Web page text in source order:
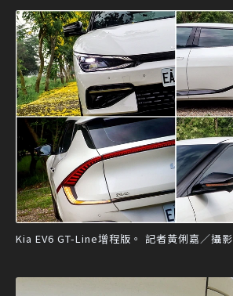
Kia EV6 GT-Line增程版。 記者黃俐嘉／攝影